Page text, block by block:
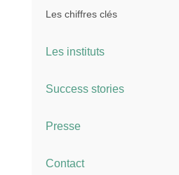
Les chiffres clés
Les instituts
Success stories
Presse
Contact